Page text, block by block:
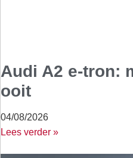
Audi A2 e-tron:
ooit
04/08/2026
Lees verder »